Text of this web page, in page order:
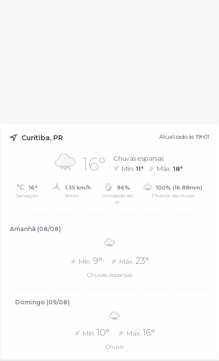
Curitiba, PR Atualizado às 19h01
16°
Chuvas esparsas
Mín.11° Máx.18°
16°
Sensação
1.35 km/h
Vento
96%
Umidade do
ar
100% (16.88mm)
Chance de chuva
Amanhã (08/08)
Mín. 9° Máx. 23°
Chuvas esparsas
Domingo (09/08)
Mín. 10° Máx. 16°
Chuva